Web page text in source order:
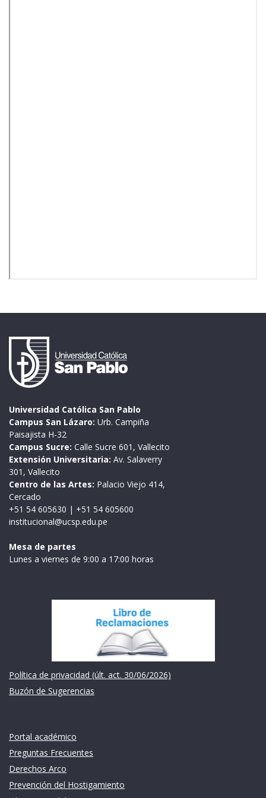
Universidad Católica San Pablo
Campus San Lázaro: Urb. Campiña
Paisajista H-32
Campus Sucre: Calle Sucre 601, Vallecito
Extensión Universitaria: Av. Salaverry
301, Vallecito
Centro de las Artes: Palacio Viejo 414,
Cercado
+51 54 605630 | +51 54 605600
institucional@ucsp.edu.pe
Mesa de partes
Lunes a viernes de 9:00 a 17:00 horas
Política de privacidad (últ. act. 30/06/2026)
Buzón de Sugerencias
Portal académico
Preguntas Frecuentes
Derechos Arco
Prevención del Hostigamiento